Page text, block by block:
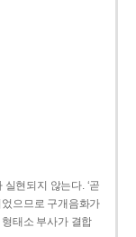
현되지 않는다. ‘곧
으므로 구개음화가
형태소 부사가 결합